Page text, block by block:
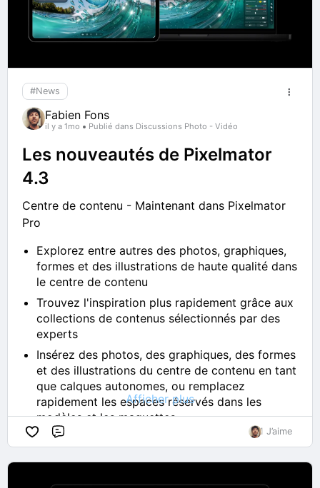
#News
Fabien Fons
il y a 1mo Publié dans Discussions Photo - Vidéo
Les nouveautés de Pixelmator
4.3
Centre de contenu - Maintenant dans Pixelmator
Pro
Explorez entre autres des photos, graphiques,
formes et des illustrations de haute qualité dans
le centre de contenu
Trouvez l'inspiration plus rapidement grâce aux
collections de contenus sélectionnés par des
experts
Insérez des photos, des graphiques, des formes
et des illustrations du centre de contenu en tant
que calques autonomes, ou remplacez
rapidement les espaces réservés dans les
modèles et les maquettes
Retouchez des graphiques et des formes
Afficher plus
1 J’aime